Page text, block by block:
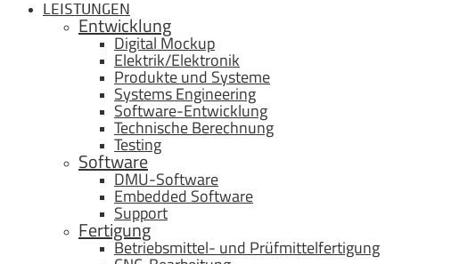
LEISTUNGEN
Entwicklung
Digital Mockup
Elektrik/Elektronik
Produkte und Systeme
Systems Engineering
Software-Entwicklung
Technische Berechnung
Testing
Software
DMU-Software
Embedded Software
Support
Fertigung
Betriebsmittel- und Prüfmittelfertigung